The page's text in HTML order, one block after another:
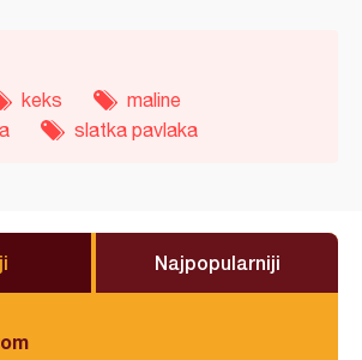
keks
maline
slatka pavlaka
Najpopularniji